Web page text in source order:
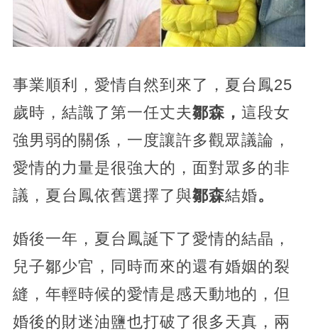
事業順利，愛情自然到來了，夏台鳳25
歲時，結識了第一任丈夫鄒森， 這段女
強男弱的關係，一度讓許多觀眾議論，
愛情的力量是很強大的，面對眾多的非
議，夏台鳳依舊選擇了與鄒森結婚。
婚後一年，夏台鳳誕下了愛情的結晶，
兒子鄒少官，同時而來的還有婚姻的裂
縫，年輕時候的愛情是感天動地的，但
婚後的財迷油鹽也打破了很多天真，兩